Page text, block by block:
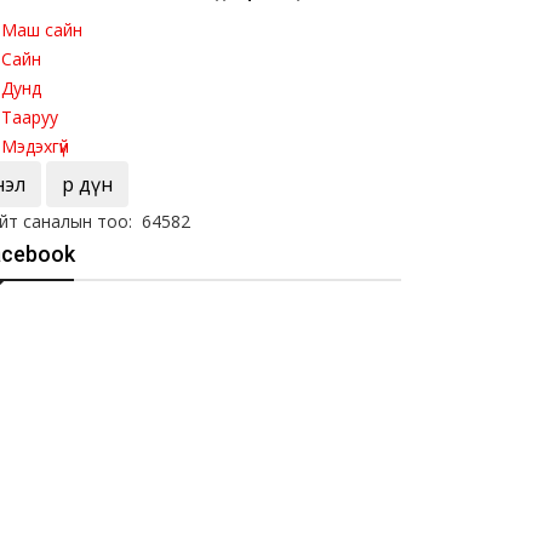
Маш сайн
Сайн
Дунд
Тааруу
Мэдэхгүй
Үр дүн
саналын тоо: 64582